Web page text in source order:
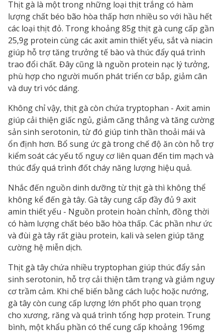
Thịt gà là một trong những loại thịt trắng có hàm
lượng chất béo bão hòa thấp hơn nhiều so với hầu hết
các loại thịt đỏ. Trong khoảng 85g thịt gà cung cấp gần
25,9g protein cùng các axit amin thiết yếu, sắt và niacin
giúp hỗ trợ tăng trưởng tế bào và thúc đẩy quá trình
trao đổi chất. Đây cũng là nguồn protein nạc lý tưởng,
phù hợp cho người muốn phát triển cơ bắp, giảm cân
và duy trì vóc dáng.
Không chỉ vậy, thịt gà còn chứa tryptophan - Axit amin
giúp cải thiện giấc ngủ, giảm căng thẳng và tăng cường
sản sinh serotonin, từ đó giúp tinh thần thoải mái và
ổn định hơn. Bổ sung ức gà trong chế độ ăn còn hỗ trợ
kiểm soát các yếu tố nguy cơ liên quan đến tim mạch và
thúc đẩy quá trình đốt cháy năng lượng hiệu quả.
Nhắc đến nguồn dinh dưỡng từ thịt gà thì không thể
không kể đến gà tây. Gà tây cung cấp đầy đủ 9 axit
amin thiết yếu - Nguồn protein hoàn chỉnh, đồng thời
có hàm lượng chất béo bão hòa thấp. Các phần như ức
và đùi gà tây rất giàu protein, kali và selen giúp tăng
cường hệ miễn dịch.
Thịt gà tây chứa nhiều tryptophan giúp thúc đẩy sản
sinh serotonin, hỗ trợ cải thiện tâm trạng và giảm nguy
cơ trầm cảm. Khi chế biến bằng cách luộc hoặc nướng,
gà tây còn cung cấp lượng lớn phốt pho quan trọng
cho xương, răng và quá trình tổng hợp protein. Trung
bình, một khẩu phần có thể cung cấp khoảng 196mg